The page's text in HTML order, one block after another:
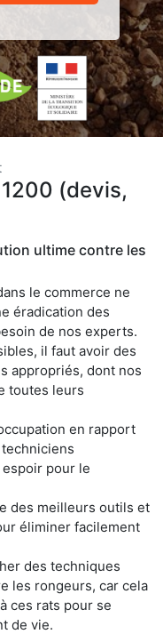
(devis,
ultime contre les
le commerce ne
éradication des
de nos experts.
il faut avoir des
appropriés, dont nos
toutes leurs
en rapport
pour le
des meilleurs outils et
éliminer facilement
des techniques
les rongeurs, car cela
ces rats pour se
de vie.